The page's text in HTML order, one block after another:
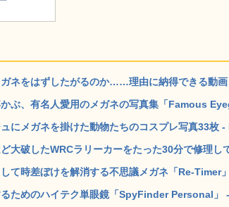
ネをはずしたがるのか……理由に納得できる動
かぶ、有名人愛用のメガネの写真集「Famous
にメガネを掛けた動物たちのコスプレ写真33枚 -
大破したWRCラリーカーをたった30分で修理
て時差ぼけを解消する不思議メガネ「Re-Timer
ためのハイテク単眼鏡「SpyFinder Personal」